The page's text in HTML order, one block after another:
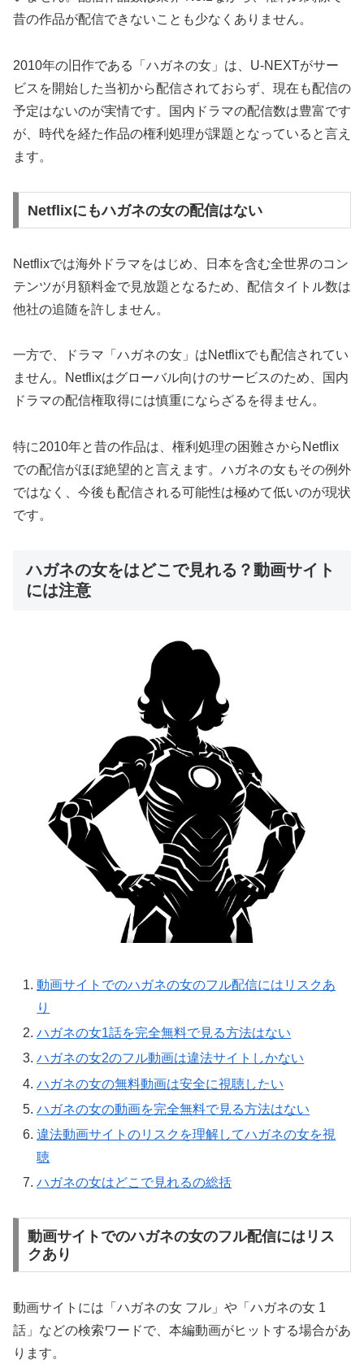
昔の作品が配信できないことも少なくありません。
2010年の旧作である「ハガネの女」は、U-NEXTがサー
ビスを開始した当初から配信されておらず、現在も配信の
予定はないのが実情です。国内ドラマの配信数は豊富です
が、時代を経た作品の権利処理が課題となっていると言え
ます。
Netflixにもハガネの女の配信はない
Netflixでは海外ドラマをはじめ、日本を含む全世界のコン
テンツが月額料金で見放題となるため、配信タイトル数は
他社の追随を許しません。
一方で、ドラマ「ハガネの女」はNetflixでも配信されてい
ません。Netflixはグローバル向けのサービスのため、国内
ドラマの配信権取得には慎重にならざるを得ません。
特に2010年と昔の作品は、権利処理の困難さからNetflix
での配信がほぼ絶望的と言えます。ハガネの女もその例外
ではなく、今後も配信される可能性は極めて低いのが現状
です。
ハガネの女をはどこで見れる？動画サイト
には注意
動画サイトでのハガネの女のフル配信にはリスクあ
り
ハガネの女1話を完全無料で見る方法はない
ハガネの女2のフル動画は違法サイトしかない
ハガネの女の無料動画は安全に視聴したい
ハガネの女の動画を完全無料で見る方法はない
違法動画サイトのリスクを理解してハガネの女を視
聴
ハガネの女はどこで見れるの総括
動画サイトでのハガネの女のフル配信にはリス
クあり
動画サイトには「ハガネの女 フル」や「ハガネの女 1
話」などの検索ワードで、本編動画がヒットする場合があ
ります。